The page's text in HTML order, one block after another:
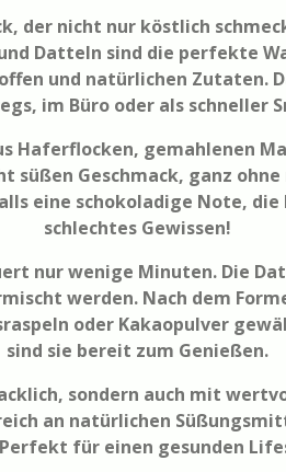
der nicht nur köstlich
Datteln sind die perfekte
und natürlichen Zutaten.
im Büro oder als schneller
Haferflocken, gemahlenen
süßen Geschmack, ganz
eine schokoladige Note,
schlechtes Gewissen!
nur wenige Minuten. Die
werden. Nach dem
oder Kakaopulver
sind sie bereit zum Genießen.
sondern auch mit
an natürlichen
für einen gesunden